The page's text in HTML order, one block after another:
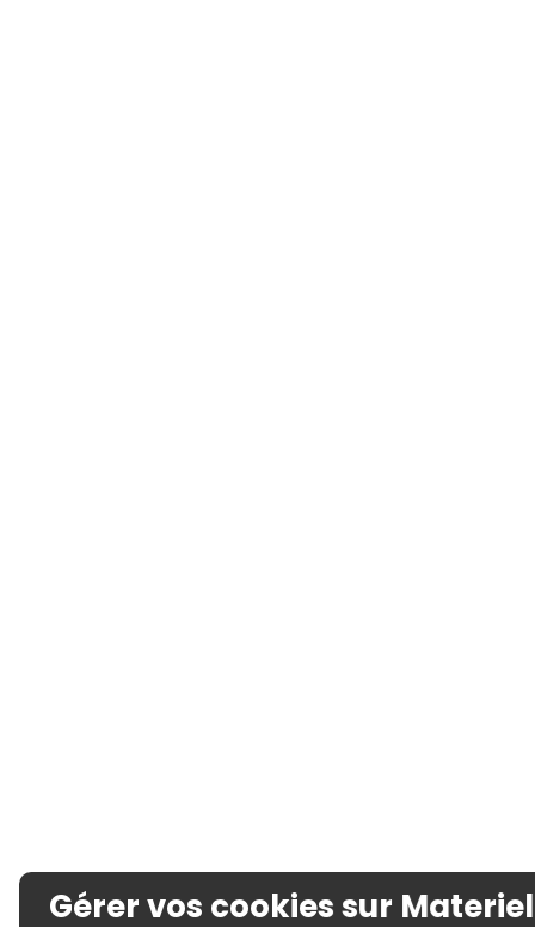
Gérer vos cookies sur